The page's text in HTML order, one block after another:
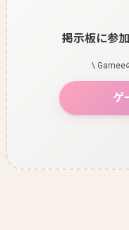
掲示板に参
\ Gamee
ゲ